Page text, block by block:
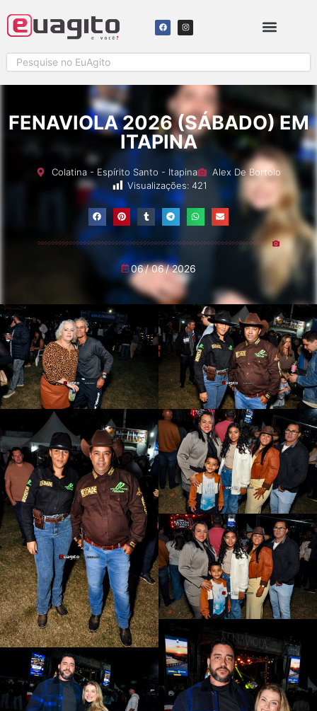
FENAVIOLA 2026 (SÁBADO) EM
ITAPINA
Colatina- Espírito Santo - Itapina
Alex De Bortolo
Visualizações: 421
06/ 06/ 2026